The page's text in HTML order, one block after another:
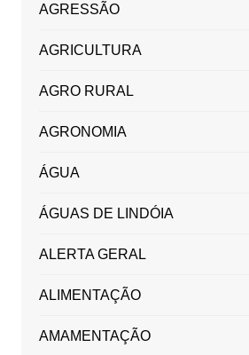
AGRESSÃO
AGRICULTURA
AGRO RURAL
AGRONOMIA
ÁGUA
ÁGUAS DE LINDÓIA
ALERTA GERAL
ALIMENTAÇÃO
AMAMENTAÇÃO